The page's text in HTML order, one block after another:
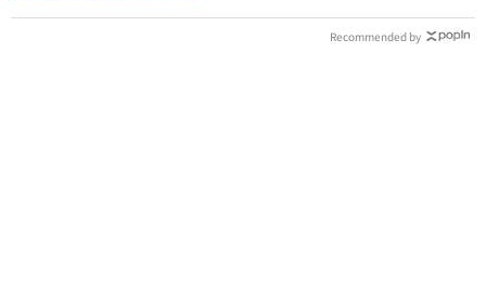
Recommended by